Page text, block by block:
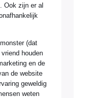
Ook zijn er al
(dat
houden
en de
de website
geweldig
weten